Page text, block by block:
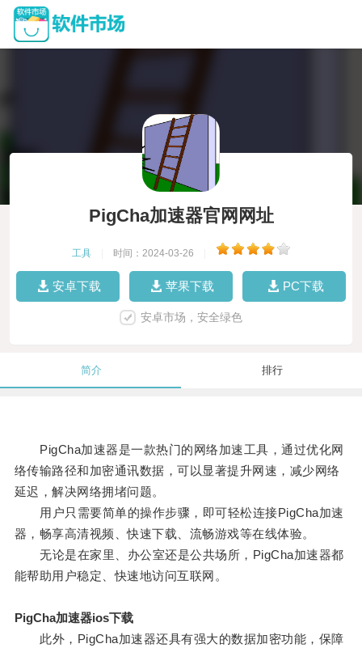
PigCha加速器官网网址
工具 时间：2024-03-26
安卓下载 苹果下载 PC下载
安卓市场，安全绿色
简介 排行
PigCha加速器是一款热门的网络加速工具，通过优化网
络传输路径和加密通讯数据，可以显著提升网速，减少网络
延迟，解决网络拥堵问题。
用户只需要简单的操作步骤，即可轻松连接PigCha加速
器，畅享高清视频、快速下载、流畅游戏等在线体验。
无论是在家里、办公室还是公共场所，PigCha加速器都
能帮助用户稳定、快速地访问互联网。
PigCha加速器ios下载
此外，PigCha加速器还具有强大的数据加密功能，保障